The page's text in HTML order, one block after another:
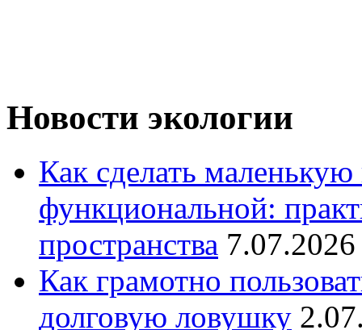
Новости экологии
Как сделать
функциональной:
пространства
Как грамотно
долговую ловушку